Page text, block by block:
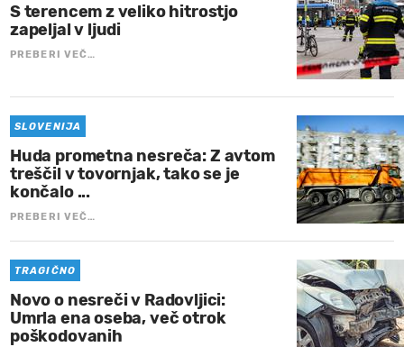
S terencem z veliko hitrostjo
zapeljal v ljudi
PREBERI VEČ…
SLOVENIJA
Huda prometna nesreča: Z avtom
treščil v tovornjak, tako se je
končalo ...
PREBERI VEČ…
TRAGIČNO
Novo o nesreči v Radovljici:
Umrla ena oseba, več otrok
poškodovanih